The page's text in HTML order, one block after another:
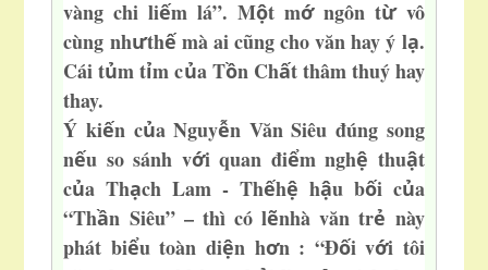
vàng chi liếm lá”. Một mớngôn từvô
cùng nhưthếmà ai cũngcho văn hay ý lạ.
Cái tủm tỉm của Tồn Chất thâm thuý hay
thay.
Ý kiến của Nguyễn Văn Siêu đúng song
nếu so sánh với quan điểm nghệ thuật
của Thạch Lam - Thếhệ hậu bối của
“Thần Siêu” – thì có lẽnhà văn trẻ này
phát biểu toàn diện hơn : “Đối với tôi